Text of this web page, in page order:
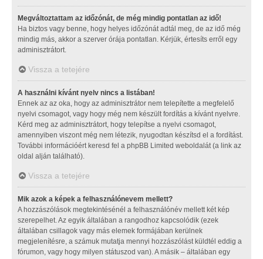
Megváltoztattam az időzónát, de még mindig pontatlan az idő!
Ha biztos vagy benne, hogy helyes időzónát adtál meg, de az idő még
mindig más, akkor a szerver órája pontatlan. Kérjük, értesíts erről egy
adminisztrátort.
Vissza a tetejére
A használni kívánt nyelv nincs a listában!
Ennek az az oka, hogy az adminisztrátor nem telepítette a megfelelő
nyelvi csomagot, vagy hogy még nem készült fordítás a kívánt nyelvre.
Kérd meg az adminisztrátort, hogy telepítse a nyelvi csomagot,
amennyiben viszont még nem létezik, nyugodtan készítsd el a fordítást.
További információért keresd fel a phpBB Limited weboldalát (a link az
oldal alján található).
Vissza a tetejére
Mik azok a képek a felhasználónevem mellett?
A hozzászólások megtekintésénél a felhasználónév mellett két kép
szerepelhet. Az egyik általában a rangodhoz kapcsolódik (ezek
általában csillagok vagy más elemek formájában kerülnek
megjelenítésre, a számuk mutatja mennyi hozzászólást küldtél eddig a
fórumon, vagy hogy milyen státuszod van). A másik – általában egy